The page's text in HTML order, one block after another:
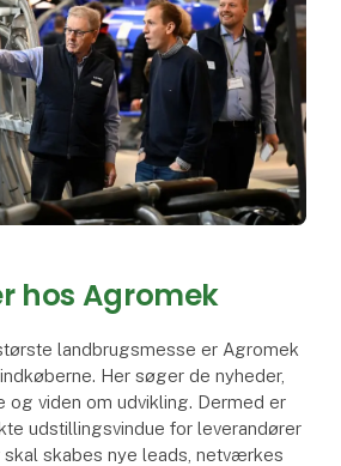
hos Agromek
landbrugsmesse er Agromek
Her søger de nyheder,
og viden om udvikling. Dermed er
udstillingsvindue for leverandører
skal skabes nye leads, netværkes